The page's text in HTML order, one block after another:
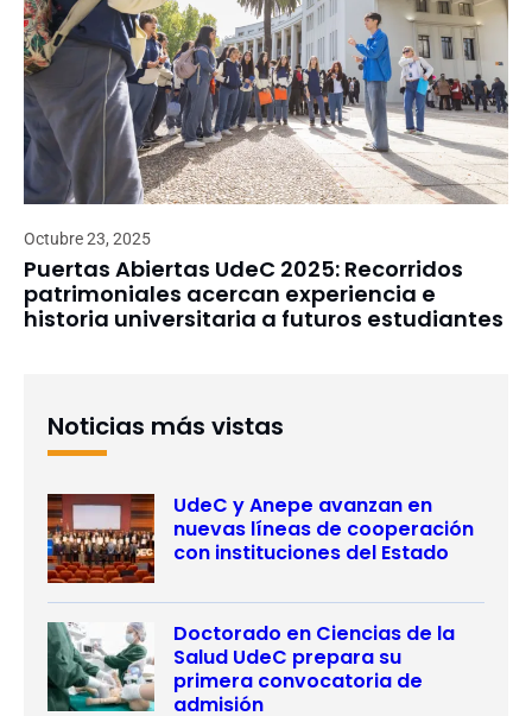
Octubre 23, 2025
Puertas Abiertas UdeC 2025: Recorridos
patrimoniales acercan experiencia e
historia universitaria a futuros estudiantes
Noticias más vistas
UdeC y Anepe avanzan en
nuevas líneas de cooperación
con instituciones del Estado
Doctorado en Ciencias de la
Salud UdeC prepara su
primera convocatoria de
admisión